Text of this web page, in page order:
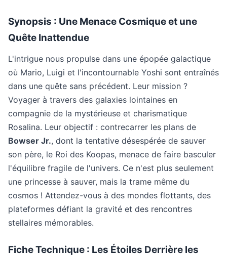
Synopsis : Une Menace Cosmique et une
Quête Inattendue
L'intrigue nous propulse dans une épopée galactique
où Mario, Luigi et l'incontournable Yoshi sont entraînés
dans une quête sans précédent. Leur mission ?
Voyager à travers des galaxies lointaines en
compagnie de la mystérieuse et charismatique
Rosalina. Leur objectif : contrecarrer les plans de
Bowser Jr., dont la tentative désespérée de sauver
son père, le Roi des Koopas, menace de faire basculer
l'équilibre fragile de l'univers. Ce n'est plus seulement
une princesse à sauver, mais la trame même du
cosmos ! Attendez-vous à des mondes flottants, des
plateformes défiant la gravité et des rencontres
stellaires mémorables.
Fiche Technique : Les Étoiles Derrière les